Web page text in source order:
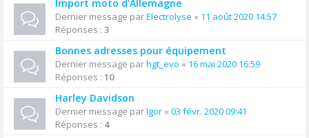
Import moto d'Allemagne
Dernier message parElectrolyse « 11 août 2020 14:57
Réponses : 3
Bonnes adresses pour équipement
Dernier message parhgt_evo « 16 mai 2020 16:59
Réponses : 10
Harley Davidson
Dernier message parIgor « 03 févr. 2020 09:41
Réponses : 4